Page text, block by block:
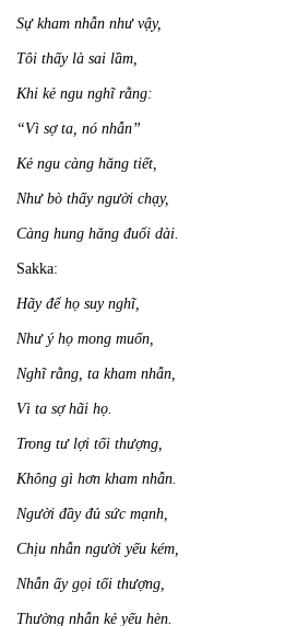
Sự kham nhẫn như vậy,
Tôi thấy là sai lầm,
Khi kẻ ngu nghĩ rằng:
“Vì sợ ta, nó nhẫn”
Kẻ ngu càng hăng tiết,
Như bò thấy người chạy,
Càng hung hăng đuổi dài.
Sakka:
Hãy để họ suy nghĩ,
Như ý họ mong muốn,
Nghĩ rằng, ta kham nhẫn,
Vì ta sợ hãi họ.
Trong tư lợi tối thượng,
Không gì hơn kham nhẫn.
Người đầy đủ sức mạnh,
Chịu nhẫn người yếu kém,
Nhẫn ấy gọi tối thượng,
Thường nhẫn kẻ yếu hèn.